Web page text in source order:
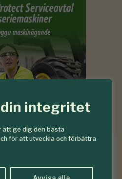
din integritet
att ge dig den bästa
för att utveckla och förbättra
till din e-